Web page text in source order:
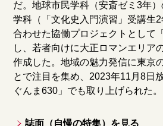
だ。地球市民学科（安斎ゼミ3年
学科（「文化史入門演習」受講生
合わせた協働プロジェクトとして
し、若者向けに大正ロマンエリア
作成した。地域の魅力発信に東京
とで注目を集め、2023年11月8日
ぐんま630」でも取り上げられた。
誌面（自慢の特集）を見る